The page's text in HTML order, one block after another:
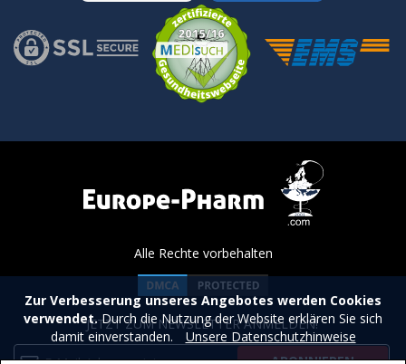
Alle Rechte vorbehalten
JETZT ZUM NEWSLETTER ANMELDEN!
Zur Verbesserung unseres Angebotes werden Cookies
verwendet.Durch die Nutzung der Website erklären Sie sich
damit einverstanden.
Unsere Datenschutzhinweise